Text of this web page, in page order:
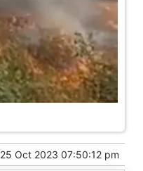
25 Oct 2023 07:50:12 pm